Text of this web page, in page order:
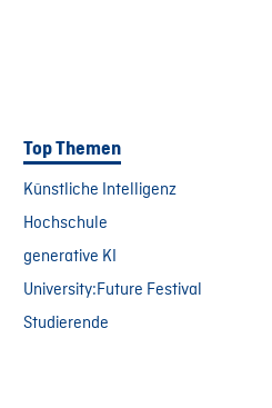
Top Themen
Künstliche Intelligenz
Hochschule
generative KI
University:Future Festival
Studierende